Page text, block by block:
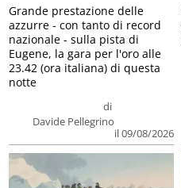
di
Davide Pellegrino
il 09/08/2026
Grande prestazione delle
azzurre - con tanto di record
nazionale - sulla pista di
Eugene, la gara per l'oro alle
23.42 (ora italiana) di questa
notte